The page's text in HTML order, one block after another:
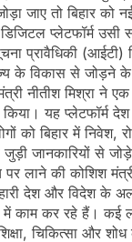
जाए तो बिहार को
प्लेटफॉर्म उसी
प्रावैधिकी (आईटी)
के विकास से जोड़ने
नीतीश मिश्रा ने
किया। यह प्लेटफॉर्म
को बिहार में निवेश,
जानकारियों से
पर लाने की कोशिश
देश और विदेश के
में काम कर रहे हैं। कई
चिकित्सा और शोध